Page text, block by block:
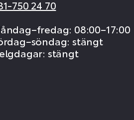
750 24 70
08:00–17:00
stängt
stängt